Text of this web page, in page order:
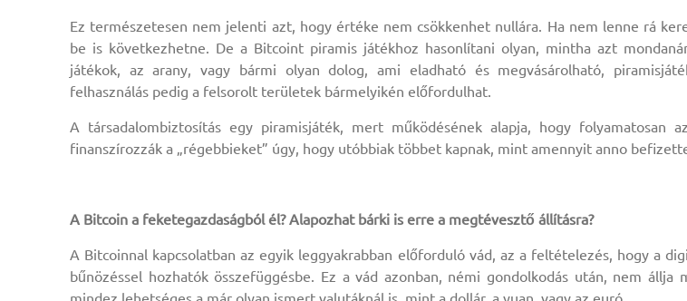
Ez természetesen nem jelenti azt, hogy értéke nem csökkenhet nullára. Ha nem lenne rá
be is következhetne. De a Bitcoint piramis játékhoz hasonlítani olyan, mintha azt
játékok, az arany, vagy bármi olyan dolog, ami eladható és megvásárolható,
felhasználás pedig a felsorolt területek bármelyikén előfordulhat.
A társadalombiztosítás egy piramisjáték, mert működésének alapja, hogy folyamatosan
finanszírozzák a „régebbieket” úgy, hogy utóbbiak többet kapnak, mint amennyit anno
A Bitcoin a feketegazdaságból él? Alapozhat bárki is erre a megtévesztő állításra?
A Bitcoinnal kapcsolatban az egyik leggyakrabban előforduló vád, az a feltételezés, hogy a
bűnözéssel hozhatók összefüggésbe. Ez a vád azonban, némi gondolkodás után, nem állja